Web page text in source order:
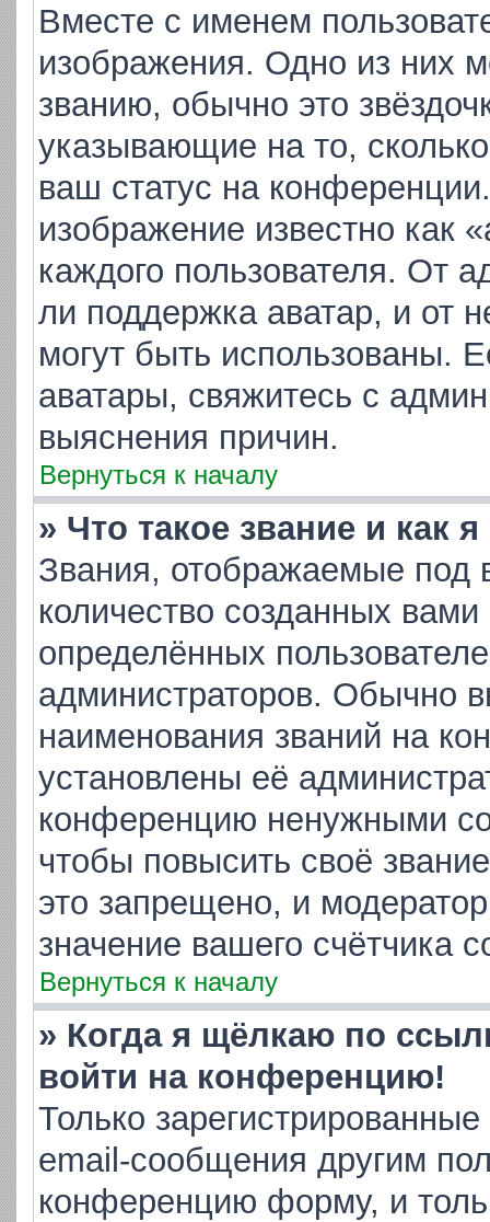
Вместе с именем
изображения. Одно из них
званию, обычно это
указывающие на то,
ваш статус на
изображение известно как
каждого пользователя. От
ли поддержка аватар, и от
могут быть использованы.
аватары, свяжитесь с
выяснения причин.
Вернуться к началу
» Что такое звание и как
Звания, отображаемые
количество созданных
определённых
администраторов. Обычно
наименования званий на
установлены её
конференцию ненужными
чтобы повысить своё
это запрещено, и
значение вашего счётчика
Вернуться к началу
» Когда я щёлкаю по
войти на конференцию!
Только
email-сообщения другим
конференцию форму, и